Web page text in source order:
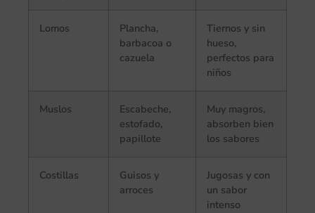
Lomos
Plancha,
barbacoa o
cazuela
Tiernos y sin
hueso,
perfectos para
niños
Muslos
Escabeche,
estofado,
papillote
Muy magros,
absorben bien
los sabores
Costillas
Guisos y
arroces
Jugosas y con
un sabor
intenso